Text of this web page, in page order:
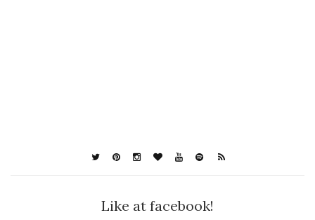
Like at facebook!